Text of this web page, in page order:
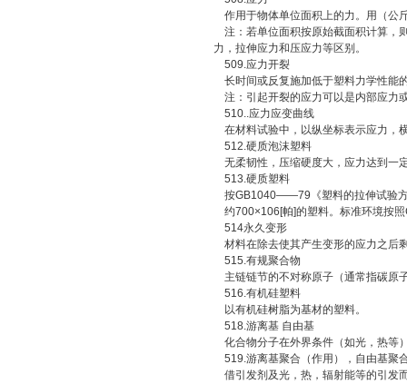
作用于物体单位面积上的力。用（公
注：若单位面积按原始截面积计算，
力，拉伸应力和压应力等区别。
509.应力开裂
长时间或反复施加低于塑料力学性能
注：引起开裂的应力可以是内部应力
510..应力应变曲线
在材料试验中，以纵坐标表示应力，
512.硬质泡沫塑料
无柔韧性，压缩硬度大，应力达到一
513.硬质塑料
按GB1040——79《塑料的拉伸试验方
约700×106[帕]的塑料。标准环境按
514永久变形
材料在除去使其产生变形的应力之后
515.有规聚合物
主链链节的不对称原子（通常指碳原
516.有机硅塑料
以有机硅树脂为基材的塑料。
518.游离基 自由基
化合物分子在外界条件（如光，热等
519.游离基聚合（作用），自由基聚
借引发剂及光，热，辐射能等的引发